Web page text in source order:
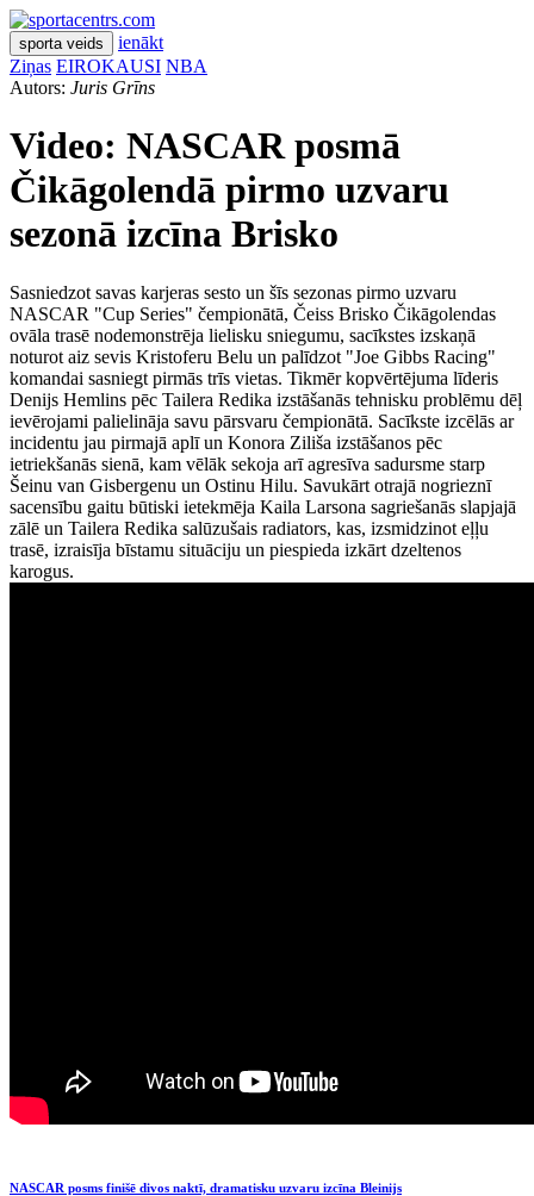
sporta veids
ienākt
Ziņas EIROKAUSI NBA
Autors: Juris Grīns
Video: NASCAR posmā
Čikāgolendā pirmo uzvaru
sezonā izcīna Brisko
Sasniedzot savas karjeras sesto un šīs sezonas pirmo uzvaru
NASCAR "Cup Series" čempionātā, Čeiss Brisko Čikāgolendas
ovāla trasē nodemonstrēja lielisku sniegumu, sacīkstes izskaņā
noturot aiz sevis Kristoferu Belu un palīdzot "Joe Gibbs Racing"
komandai sasniegt pirmās trīs vietas. Tikmēr kopvērtējuma līderis
Denijs Hemlins pēc Tailera Redika izstāšanās tehnisku problēmu dēļ
ievērojami palielināja savu pārsvaru čempionātā. Sacīkste izcēlās ar
incidentu jau pirmajā aplī un Konora Ziliša izstāšanos pēc
ietriekšanās sienā, kam vēlāk sekoja arī agresīva sadursme starp
Šeinu van Gisbergenu un Ostinu Hilu. Savukārt otrajā nogrieznī
sacensību gaitu būtiski ietekmēja Kaila Larsona sagriešanās slapjajā
zālē un Tailera Redika salūzušais radiators, kas, izsmidzinot eļļu
trasē, izraisīja bīstamu situāciju un piespieda izkārt dzeltenos
karogus.
NASCAR posms finišē divos naktī, dramatisku uzvaru izcīna Bleinijs